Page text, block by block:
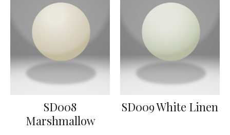
SD008
Marshmallow
SD009 White Linen